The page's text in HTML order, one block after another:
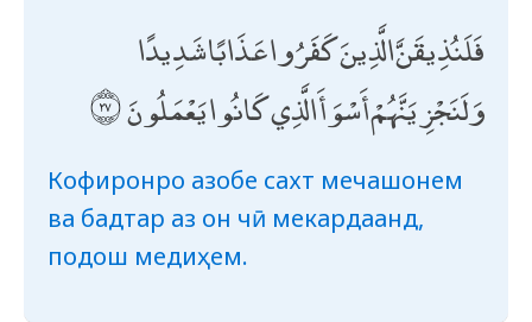
فَلَنُذِيقَنَّ الَّذِينَ كَفَرُوا عَذَابًا شَدِيدًا
وَلَنَجْزِيَنَّهُمْ أَسْوَأَ الَّذِي كَانُوا يَعْمَلُونَ
Кофиронро азобе сахт мечашонем
ва бадтар аз он чӣ мекардаанд,
подош медиҳем.